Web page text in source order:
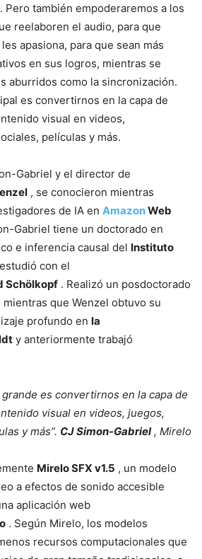
Pero también empoderaremos a los
reelaboren el audio, para que
apasiona, para que sean más
en sus logros, mientras se
aburridos como la sincronización.
es convertirnos en la capa de
visual en videos,
películas y más.
Gabriel y el director de
, se conocieron mientras
de IA en AmazonWeb
Gabriel tiene un doctorado en
e inferencia causal del Instituto
con el
Schölkopf . Realizó un posdoctorado
mientras que Wenzel obtuvo su
profundo en la
y anteriormente trabajó
es convertirnos en la capa de
visual en videos, juegos,
y más”. CJ Simon-Gabriel, Mirelo
Mirelo SFX v1.5 , un modelo
a efectos de sonido accesible
aplicación web
. Según Mirelo, los modelos
recursos computacionales que